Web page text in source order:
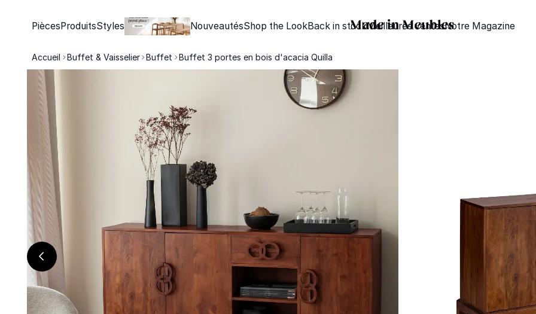
PiècesProduitsStyles NouveautésShop the LookBack in stockMeilleures ventesNotre Magazine
Accueil Buffet & Vaisselier Buffet Buffet 3 portes en bois d'acacia Quilla